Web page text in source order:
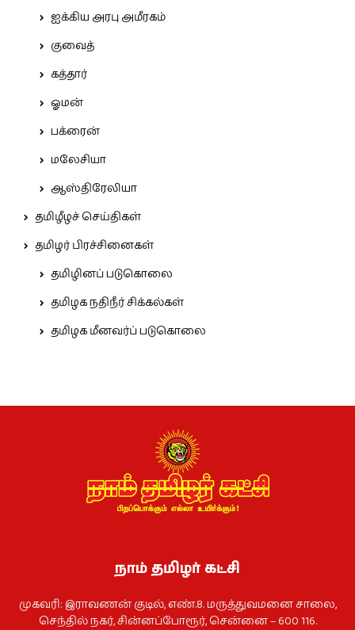
ஐக்கிய அரபு அமீரகம்
குவைத்
கத்தார்
ஓமன்
பக்ரைன்
மலேசியா
ஆஸ்திரேலியா
தமிழீழச் செய்திகள்
தமிழர் பிரச்சினைகள்
தமிழினப் படுகொலை
தமிழக நதிநீர் சிக்கல்கள்
தமிழக மீனவர்ப் படுகொலை
நாம் தமிழர் கட்சி
முகவரி: இராவணன் குடில், எண்.8. மருத்துவமனை சாலை,
செந்தில் நகர், சின்னப்போரூர், சென்னை – 600 116.